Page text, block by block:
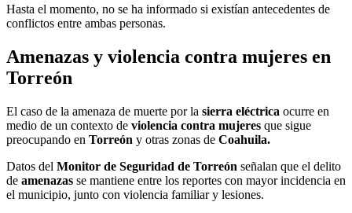
Hasta el momento, no se ha informado si existían antecedentes de
conflictos entre ambas personas.
Amenazas y violencia contra mujeres en
Torreón
El caso de la amenaza de muerte por la sierra eléctrica ocurre en
medio de un contexto de violencia contra mujeres que sigue
preocupando en Torreón y otras zonas de Coahuila.
Datos del Monitor de Seguridad de Torreón señalan que el delito
de amenazas se mantiene entre los reportes con mayor incidencia en
el municipio, junto con violencia familiar y lesiones.